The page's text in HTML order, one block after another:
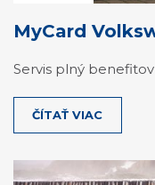
MyCard
Servis plný benefitov
ČÍTAŤ VIAC